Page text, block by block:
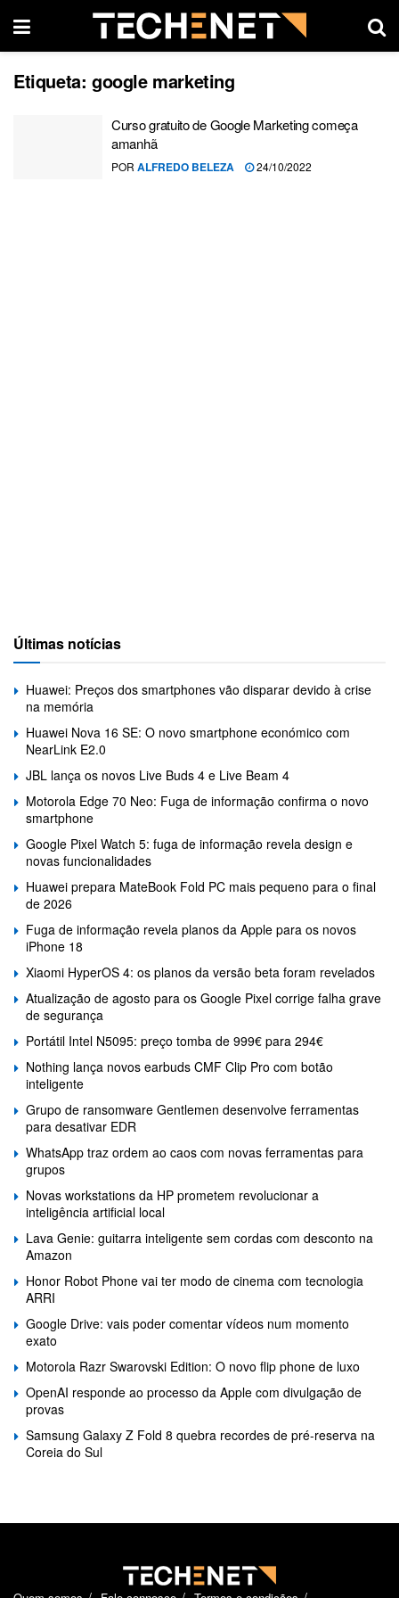
Etiqueta: google marketing
Curso gratuito de Google Marketing começa
amanhã
POR ALFREDO BELEZA 24/10/2022
Últimas notícias
Huawei: Preços dos smartphones vão disparar devido à crise
na memória
Huawei Nova 16 SE: O novo smartphone económico com
NearLink E2.0
JBL lança os novos Live Buds 4 e Live Beam 4
Motorola Edge 70 Neo: Fuga de informação confirma o novo
smartphone
Google Pixel Watch 5: fuga de informação revela design e
novas funcionalidades
Huawei prepara MateBook Fold PC mais pequeno para o final
de 2026
Fuga de informação revela planos da Apple para os novos
iPhone 18
Xiaomi HyperOS 4: os planos da versão beta foram revelados
Atualização de agosto para os Google Pixel corrige falha grave
de segurança
Portátil Intel N5095: preço tomba de 999€ para 294€
Nothing lança novos earbuds CMF Clip Pro com botão
inteligente
Grupo de ransomware Gentlemen desenvolve ferramentas
para desativar EDR
WhatsApp traz ordem ao caos com novas ferramentas para
grupos
Novas workstations da HP prometem revolucionar a
inteligência artificial local
Lava Genie: guitarra inteligente sem cordas com desconto na
Amazon
Honor Robot Phone vai ter modo de cinema com tecnologia
ARRI
Google Drive: vais poder comentar vídeos num momento
exato
Motorola Razr Swarovski Edition: O novo flip phone de luxo
OpenAI responde ao processo da Apple com divulgação de
provas
Samsung Galaxy Z Fold 8 quebra recordes de pré-reserva na
Coreia do Sul